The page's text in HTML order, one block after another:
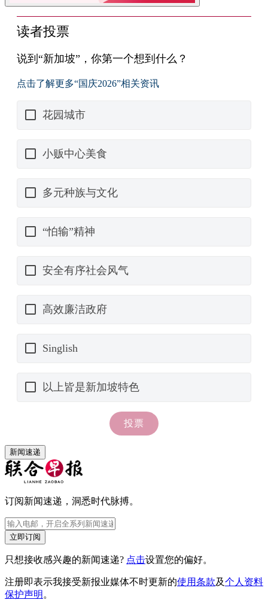
新闻速递
订阅新闻速递，洞悉时代脉搏。
立即订阅
只想接收感兴趣的新闻速递? 点击设置您的偏好。
注册即表示我接受新报业媒体不时更新的使用条款及个人资料
保护声明 。